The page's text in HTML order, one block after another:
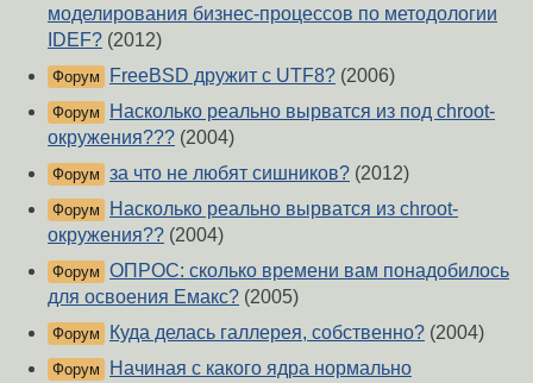
моделирования бизнес-процессов по методологии
IDEF? (2012)
Форум FreeBSD дружит с UTF8? (2006)
Форум
Насколько реально вырватся из под chroot-
окружения??? (2004)
Форум за что не любят сишников? (2012)
Форум
Насколько реально вырватся из chroot-
окружения?? (2004)
Форум ОПРОС: сколько времени вам понадобилось
для освоения Емакс? (2005)
Форум Куда делась галлерея, собственно? (2004)
Форум
Начиная с какого ядра нормально